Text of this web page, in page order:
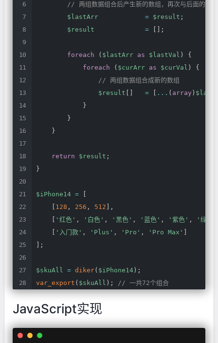
// 两组数据组合后产生新的数组，再次与后面的数
$lastArr
= $result ;
$result
= ;
foreach ( $lastArr as $lastVal )
{
foreach
( $curArr as $curVal )
{
// 两组数据组合成新的数组
$result
= ... ( array )
}
}
}
return $result ;
}
$iPhone14 =
128 , 256 , 512
,
'红色' , '白色' , '黑色' , '蓝色' , '紫色' , '绿色'
'入门款' , 'Plus' , 'Pro' , 'Pro Max'
;
$skuAll = diker( $iPhone14 ) ;
var_export ( $skuAll ) ; // 一共72个组合
JavaScript实现